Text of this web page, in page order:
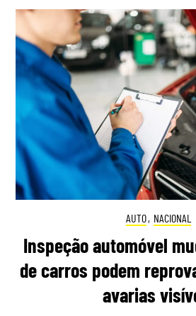
AUTO, NACIONAL
Inspeção automóvel
de carros podem
avarias